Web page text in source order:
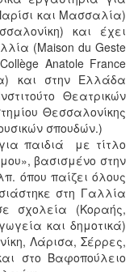
και Μασσαλία)
και έχει
(Maison du Geste
Anatole France
και στην Ελλάδα
Θεατρικών
Θεσσαλονίκης
σπουδών.)
με τίτλο
βασισμένο στην
όπου παίζει όλους
στη Γαλλία
σχολεία (Κοραής,
και δημοτικά)
Λάρισα, Σέρρες,
στο Βαφοπούλειο